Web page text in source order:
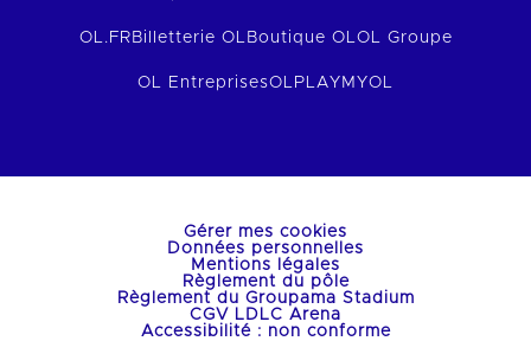
OL.FR Billetterie OL Boutique OLOL Groupe
OL EntreprisesOLPLAY MYOL
Gérer mes cookies
Données personnelles
Mentions légales
Règlement du pôle
Règlement du Groupama Stadium
CGV LDLC Arena
Accessibilité : non conforme